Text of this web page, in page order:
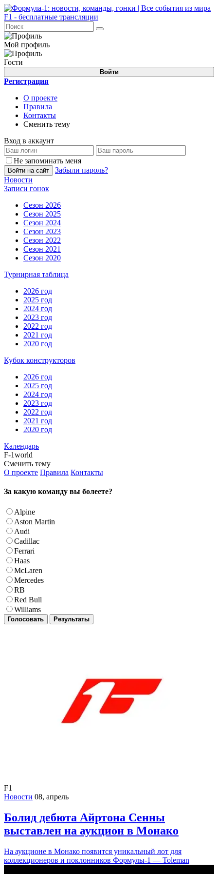
Мой профиль
Гости
Войти
Регистрация
О проекте
Правила
Контакты
Сменить тему
Вход в аккаунт
Не запоминать меня
Войти на сайт
Забыли пароль?
Новости
Записи гонок
Сезон 2026
Сезон 2025
Сезон 2024
Сезон 2023
Сезон 2022
Сезон 2021
Сезон 2020
Турнирная таблица
2026 год
2025 год
2024 год
2023 год
2022 год
2021 год
2020 год
Кубок конструкторов
2026 год
2025 год
2024 год
2023 год
2022 год
2021 год
2020 год
Календарь
F-1world
Сменить тему
О проекте Правила Контакты
За какую команду вы болеете?
Alpine
Aston Martin
Audi
Cadillac
Ferrari
Haas
McLaren
Mercedes
RB
Red Bull
Williams
Голосовать Результаты
F1
Новости 08, апрель
Болид дебюта Айртона Сенны
выставлен на аукцион в Монако
На аукционе в Монако появится уникальный лот для
коллекционеров и поклонников Формулы-1 — Toleman